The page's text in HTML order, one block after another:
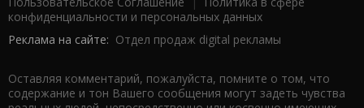
конфиденциальности и персональных данных
Реклама на сайте: Отдел продаж digital рекламы
Оставляя комментарий, пожалуйста, помните о том, что
содержание и тон Вашего сообщения могут задеть чувства